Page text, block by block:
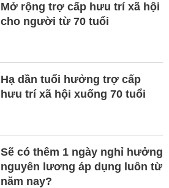
Mở rộng trợ cấp hưu trí xã hội
cho người từ 70 tuổi
Hạ dần tuổi hưởng trợ cấp
hưu trí xã hội xuống 70 tuổi
Sẽ có thêm 1 ngày nghỉ hưởng
nguyên lương áp dụng luôn từ
năm nay?